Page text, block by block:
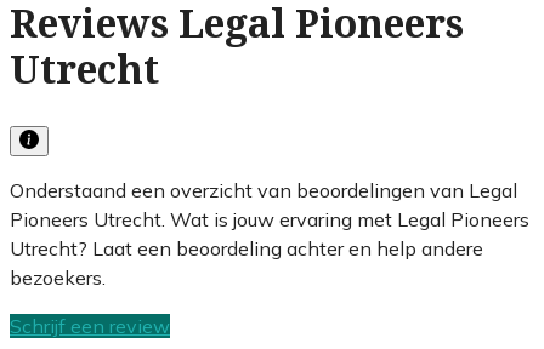
Reviews Legal Pioneers
Utrecht
Onderstaand een overzicht van beoordelingen van Legal
Pioneers Utrecht. Wat is jouw ervaring met Legal Pioneers
Utrecht? Laat een beoordeling achter en help andere
bezoekers.
Schrijf een review